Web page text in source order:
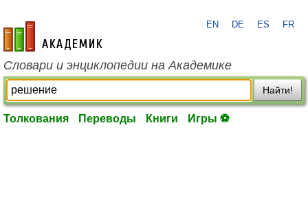
academic.ru
EN DE ES FR
Словари и энциклопедии на Академике
Найти!
Толкования Переводы Книги Игры ⚽